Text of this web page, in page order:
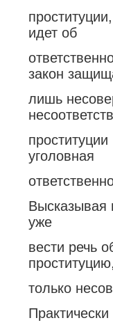
идет об
закон
лишь
уголовная
Высказывая
уже
вести речь
только